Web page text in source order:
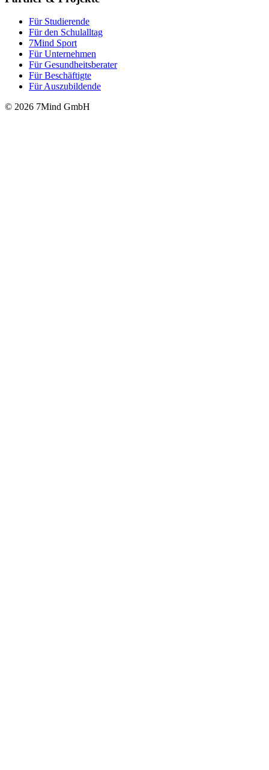
Für Stu­die­rende
Für den Schulalltag
7Mind Sport
Für Unter­neh­men
Für Gesund­heits­be­ra­ter
Für Beschäftigte
Für Auszubildende
© 2026 7Mind GmbH